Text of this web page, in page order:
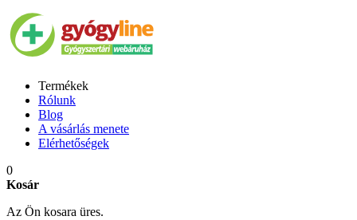
Termékek
Rólunk
Blog
A vásárlás menete
Elérhetőségek
0
Kosár
Az Ön kosara üres.